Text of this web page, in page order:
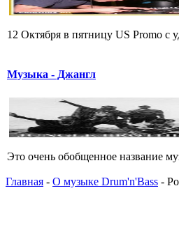
12 Октября в пятницу US Promo с
Музыка - Джангл
Это очень обобщенное название
Главная - О музыке Drum'n'Bass -